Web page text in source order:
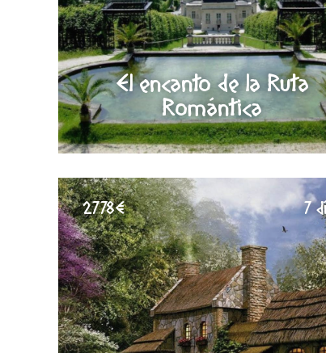
El encanto de la Ruta
Romántica
2778€ 7